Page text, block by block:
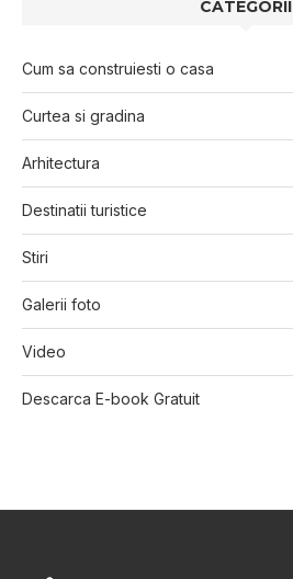
CATEGORII
Cum sa construiesti o casa
Curtea si gradina
Arhitectura
Destinatii turistice
Stiri
Galerii foto
Video
Descarca E-book Gratuit